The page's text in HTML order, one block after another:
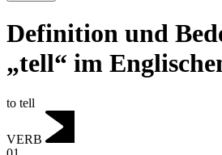
Definition und
„tell“ im
to tell
VERB